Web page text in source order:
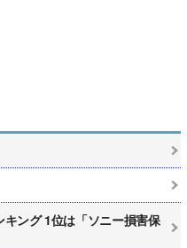
ング 1位は「ソニー損害保